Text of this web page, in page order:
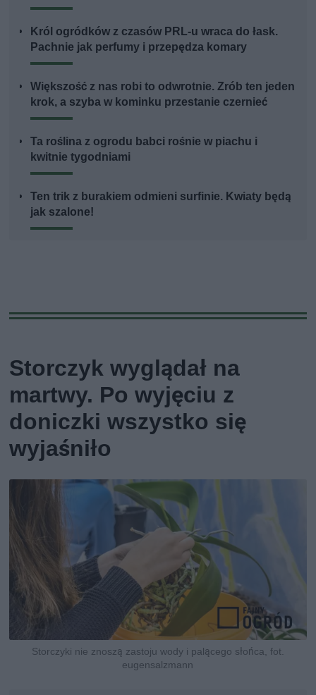
Król ogródków z czasów PRL-u wraca do łask.
Pachnie jak perfumy i przepędza komary
Większość z nas robi to odwrotnie. Zrób ten jeden
krok, a szyba w kominku przestanie czernieć
Ta roślina z ogrodu babci rośnie w piachu i
kwitnie tygodniami
Ten trik z burakiem odmieni surfinie. Kwiaty będą
jak szalone!
Storczyk wyglądał na
martwy. Po wyjęciu z
doniczki wszystko się
wyjaśniło
Storczyki nie znoszą zastoju wody i palącego słońca, fot.
eugensalzmann